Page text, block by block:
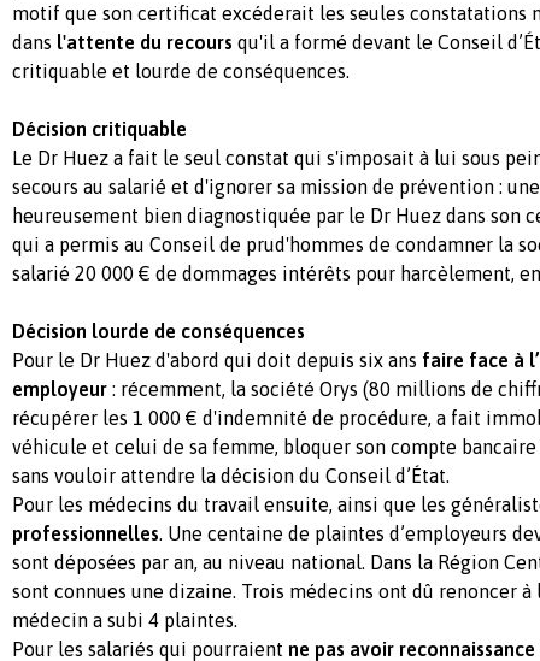
motif que son certificat excéderait les seules constatations
dans l'attente du recours qu'il a formé devant le Conseil
critiquable et lourde de conséquences.
Décision critiquable
Le Dr Huez a fait le seul constat qui s'imposait à lui sous
secours au salarié et d'ignorer sa mission de prévention :
heureusement bien diagnostiquée par le Dr Huez dans son
qui a permis au Conseil de prud'hommes de condamner la
salarié 20 000 € de dommages intérêts pour harcèlement,
Décision lourde de conséquences
Pour le Dr Huez d'abord qui doit depuis six ans faire face à
employeur : récemment, la société Orys (80 millions de
récupérer les 1 000 € d'indemnité de procédure, a fait
véhicule et celui de sa femme, bloquer son compte
sans vouloir attendre la décision du Conseil d’État.
Pour les médecins du travail ensuite, ainsi que les
professionnelles. Une centaine de plaintes d’employeurs
sont déposées par an, au niveau national. Dans la Région
sont connues une dizaine. Trois médecins ont dû renoncer
médecin a subi 4 plaintes.
Pour les salariés qui pourraient ne pas avoir